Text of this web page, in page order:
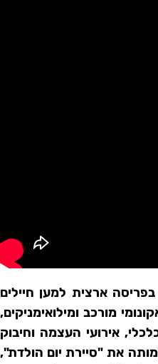
ארצית למען חיילים
מורכב ומילואימניקים,
אירועי העצמה וחיבוק
את "סיירת יום הולדת",